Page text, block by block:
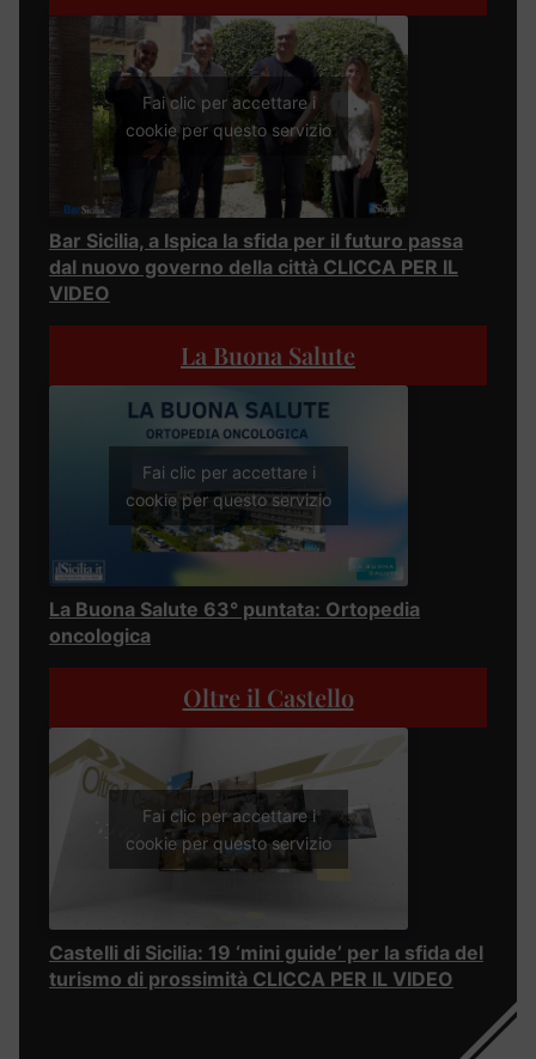
Fai clic per accettare i
cookie per questo servizio
Bar Sicilia, a Ispica la sfida per il futuro passa
dal nuovo governo della città CLICCA PER IL
VIDEO
La Buona Salute
Fai clic per accettare i
cookie per questo servizio
La Buona Salute 63° puntata: Ortopedia
oncologica
Oltre il Castello
Fai clic per accettare i
cookie per questo servizio
Castelli di Sicilia: 19 ‘mini guide’ per la sfida del
turismo di prossimità CLICCA PER IL VIDEO